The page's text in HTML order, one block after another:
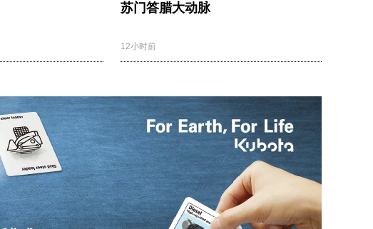
苏门答腊大动脉
12小时前